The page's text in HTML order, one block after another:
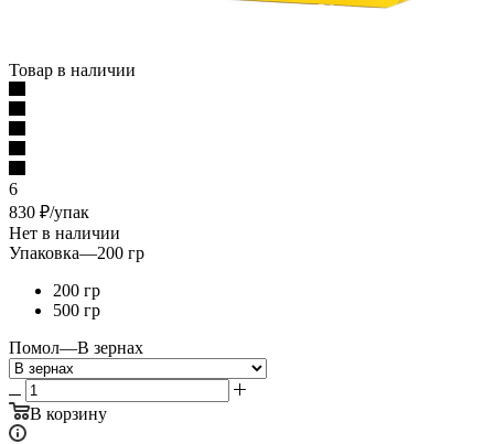
Товар в наличии
6
830 ₽/упак
Нет в наличии
Упаковка—200 гр
200 гр
500 гр
Помол—В зернах
В корзину